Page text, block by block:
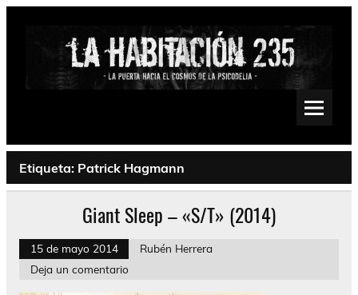
Saltar
Psychedelic, Stoner, Doom, Sludge, Fuzz, Space, Drone
Etiqueta: Patrick Hagmann
Giant Sleep – «S/T» (2014)
15 de mayo 2014
Rubén Herrera
Deja un comentario